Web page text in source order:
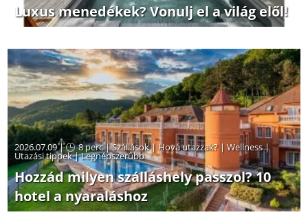
Luxus menedékek? Vonulj el a világ elől!
2026.07.09 | 8 perc|Szállások| Hová utazzak? |Wellness|
Utazási tippek|Legnépszerűbb
Hozzád milyen szálláshely passzol? 10
hotel a nyaraláshoz